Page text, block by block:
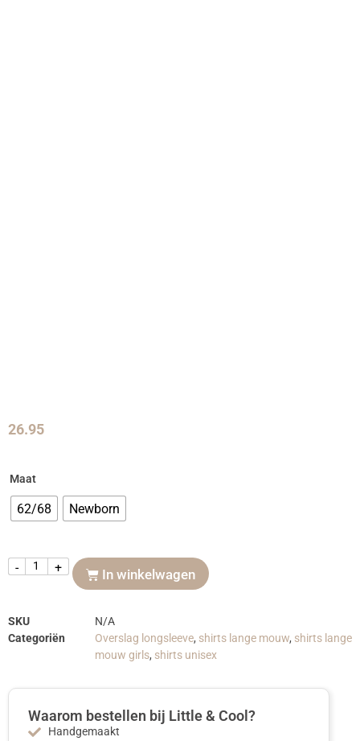
26.95
Maat
62/68 Newborn
- + In winkelwagen
SKU
N/A
Categoriën
Overslag longsleeve, shirts lange mouw, shirts lange
mouw girls, shirts unisex
Waarom bestellen bij Little & Cool?
Handgemaakt